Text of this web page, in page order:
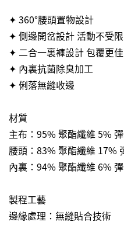
✦ 360°腰頭置物設計
✦ 側邊開岔設計 活動不受限
✦ 二合一裏褲設計 包覆更佳
✦ 內裏抗菌除臭加工
✦ 俐落無縫收邊
材質
主布：95% 聚酯纖維 5%
腰頭：83% 聚酯纖維 17%
內裏：94% 聚酯纖維 6%
製程工藝
邊緣處理：無縫貼合技術